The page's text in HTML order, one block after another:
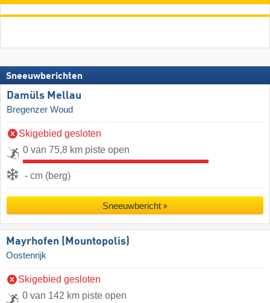
Sneeuwberichten
Damüls Mellau
Bregenzer Woud
Skigebied gesloten
0 van 75,8 km piste open
- cm (berg)
Sneeuwbericht
Mayrhofen (Mountopolis)
Oostenrijk
Skigebied gesloten
0 van 142 km piste open